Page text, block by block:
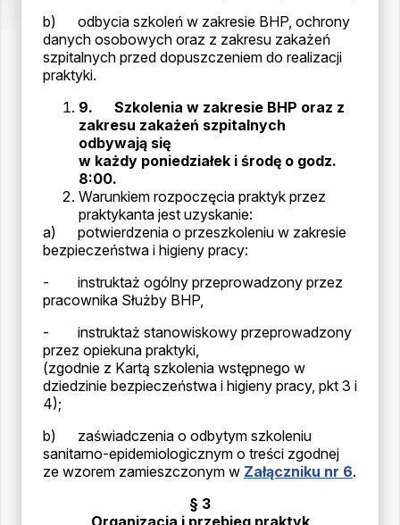
b) odbycia szkoleń w zakresie BHP, ochrony
danych osobowych oraz z zakresu zakażeń
szpitalnych przed dopuszczeniem do realizacji
praktyki.
9. Szkolenia w zakresie BHP oraz z
zakresu zakażeń szpitalnych
odbywają się
w każdy poniedziałek i środę o godz.
8:00.
Warunkiem rozpoczęcia praktyk przez
praktykanta jest uzyskanie:
a) potwierdzenia o przeszkoleniu w zakresie
bezpieczeństwa i higieny pracy:
- instruktaż ogólny przeprowadzony przez
pracownika Służby BHP,
- instruktaż stanowiskowy przeprowadzony
przez opiekuna praktyki,
(zgodnie z Kartą szkolenia wstępnego w
dziedzinie bezpieczeństwa i higieny pracy, pkt 3 i
4);
b) zaświadczenia o odbytym szkoleniu
sanitarno-epidemiologicznym o treści zgodnej
ze wzorem zamieszczonym w Załączniku nr 6.
§ 3